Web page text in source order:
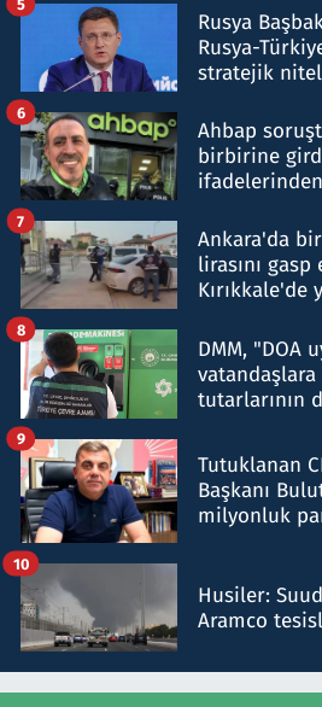
Rusya
Rusya-
stratejik
Ahbap
birbirine
6
Ankara'da
lirasını
Kırıkkale'de
7
DMM, "DOA
tutarlarının
8
Tutuklanan
Başkanı
milyonluk
9
Husiler:
Aramco
10